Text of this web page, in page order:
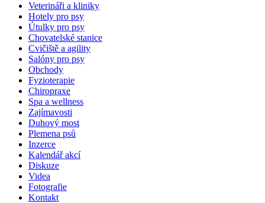
Veterináři a kliniky
Hotely pro psy
Útulky pro psy
Chovatelské stanice
Cvičiště a agility
Salóny pro psy
Obchody
Fyzioterapie
Chiropraxe
Spa a wellness
Zajímavosti
Duhový most
Plemena psů
Inzerce
Kalendář akcí
Diskuze
Videa
Fotografie
Kontakt